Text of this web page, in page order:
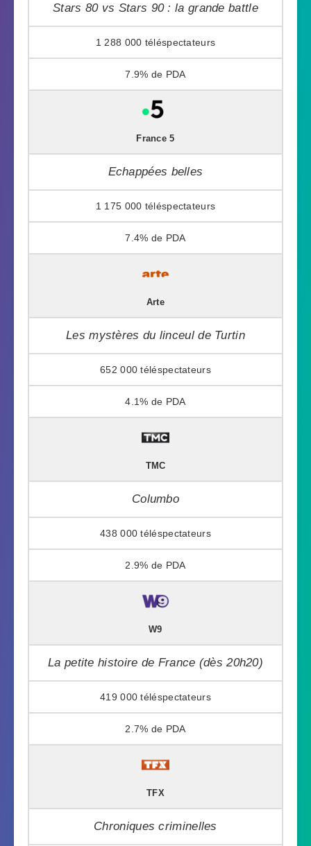
Stars 80 vs Stars 90 : la grande battle
1 288 000
7.9%
France 5
Echappées belles
1 175 000
7.4%
Arte
Les mystères du linceul de Turtin
652 000
4.1%
TMC
Columbo
438 000
2.9%
W9
La petite histoire de France (dès 20h20)
419 000
2.7%
TFX
Chroniques criminelles